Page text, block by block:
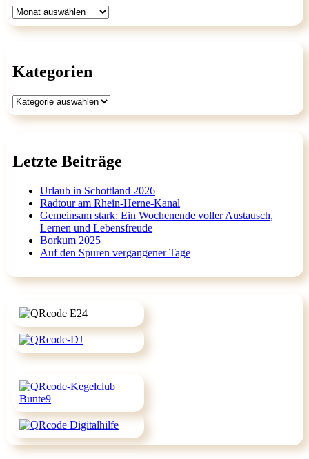
Archiv
Kategorien
Kategorien
Letzte Beiträge
Urlaub in Schottland 2026
Radtour am Rhein-Herne-Kanal
Gemeinsam stark: Ein Wochenende voller Austausch,
Lernen und Lebensfreude
Borkum 2025
Auf den Spuren vergangener Tage